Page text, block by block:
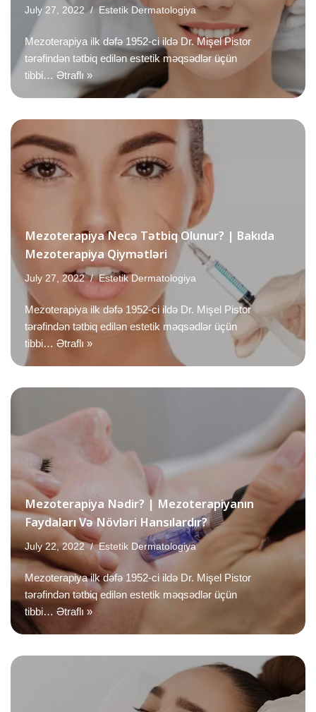
July 27, 2022 Estetik Dermatologiya
Mezoterapiya ilk dəfə 1952-ci ildə Dr. Mişel Pistor
tərəfindən tətbiq edilən estetik məqsədlər üçün
tibbi… Ətraflı »
Mezoterapiya Necə Tətbiq Olunur? | Bakıda
Mezoterapiya Qiymətləri
July 27, 2022 Estetik Dermatologiya
Mezoterapiya ilk dəfə 1952-ci ildə Dr. Mişel Pistor
tərəfindən tətbiq edilən estetik məqsədlər üçün
tibbi… Ətraflı »
Mezoterapiya Nədir? | Mezoterapiyanın
Faydaları Və Növləri Hansılardır?
July 22, 2022 Estetik Dermatologiya
Mezoterapiya ilk dəfə 1952-ci ildə Dr. Mişel Pistor
tərəfindən tətbiq edilən estetik məqsədlər üçün
tibbi… Ətraflı »